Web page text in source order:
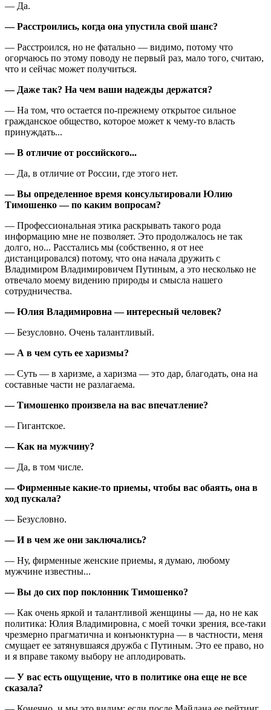
— Да.
— Расстроились, когда она упустила свой шанс?
— Расстроился, но не фатально — видимо, потому что
огорчаюсь по этому поводу не первый раз, мало того, считаю,
что и сейчас может получиться.
— Даже так? На чем ваши надежды держатся?
— На том, что остается по-прежнему открытое сильное
гражданское общество, которое может к чему-то власть
принуждать...
— В отличие от российского...
— Да, в отличие от России, где этого нет.
— Вы определенное время консультировали Юлию
Тимошенко — по каким вопросам?
— Профессиональная этика раскрывать такого рода
информацию мне не позволяет. Это продолжалось не так
долго, но... Расстались мы (собственно, я от нее
дистанцировался) потому, что она начала дружить с
Владимиром Владимировичем Путиным, а это несколько не
отвечало моему видению природы и смысла нашего
сотрудничества.
— Юлия Владимировна — интересный человек?
— Безусловно. Очень талантливый.
— А в чем суть ее харизмы?
— Суть — в харизме, а харизма — это дар, благодать, она на
составные части не разлагаема.
— Тимошенко произвела на вас впечатление?
— Гигантское.
— Как на мужчину?
— Да, в том числе.
— Фирменные какие-то приемы, чтобы вас обаять, она в
ход пускала?
— Безусловно.
— И в чем же они заключались?
— Ну, фирменные женские приемы, я думаю, любому
мужчине известны...
— Вы до сих пор поклонник Тимошенко?
— Как очень яркой и талантливой женщины — да, но не как
политика: Юлия Владимировна, с моей точки зрения, все-таки
чрезмерно прагматична и конъюнктурна — в частности, меня
смущает ее затянувшаяся дружба с Путиным. Это ее право, но
и я вправе такому выбору не аплодировать.
— У вас есть ощущение, что в политике она еще не все
сказала?